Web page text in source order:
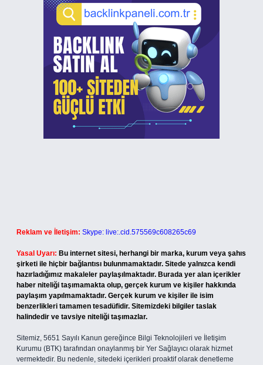
Reklam ve İletişim: Skype: live:.cid.575569c608265c69
Yasal Uyarı: Bu internet sitesi, herhangi bir marka, kurum veya şahıs
şirketi ile hiçbir bağlantısı bulunmamaktadır. Sitede yalnızca kendi
hazırladığımız makaleler paylaşılmaktadır. Burada yer alan içerikler
haber niteliği taşımamakta olup, gerçek kurum ve kişiler hakkında
paylaşım yapılmamaktadır. Gerçek kurum ve kişiler ile isim
benzerlikleri tamamen tesadüfidir. Sitemizdeki bilgiler taslak
halindedir ve tavsiye niteliği taşımazlar.
Sitemiz, 5651 Sayılı Kanun gereğince Bilgi Teknolojileri ve İletişim
Kurumu (BTK) tarafından onaylanmış bir Yer Sağlayıcı olarak hizmet
vermektedir. Bu nedenle, sitedeki içerikleri proaktif olarak denetleme